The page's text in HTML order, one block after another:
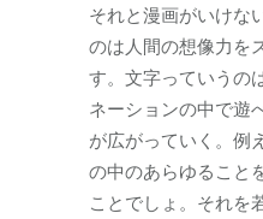
それと漫画がいけな
のは人間の想像力を
す。文字っていうの
ネーションの中で遊
が広がっていく。例
の中のあらゆること
ことでしょ。それを